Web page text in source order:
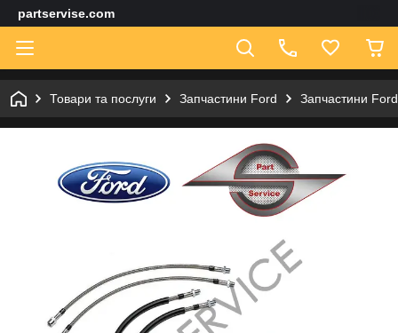
partservise.com
Товари та послуги Запчастини Ford Запчастини